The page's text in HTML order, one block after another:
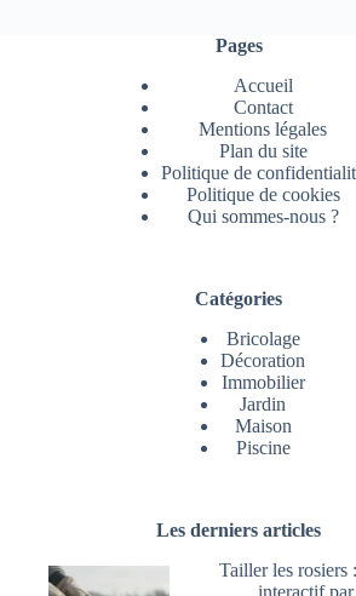
Pages
Accueil
Contact
Mentions légales
Plan du site
Politique de
Politique de cookies
Qui sommes-nous ?
Catégories
Bricolage
Décoration
Immobilier
Jardin
Maison
Piscine
Les derniers articles
Tailler les rosiers
interactif